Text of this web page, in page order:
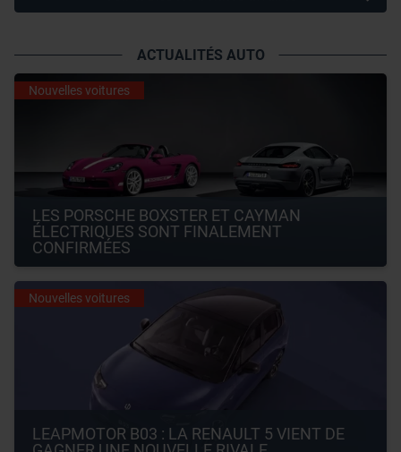
ACTUALITÉS AUTO
Nouvelles voitures
LES PORSCHE BOXSTER ET CAYMAN
ÉLECTRIQUES SONT FINALEMENT
CONFIRMÉES
Nouvelles voitures
LEAPMOTOR B03 : LA RENAULT 5 VIENT DE